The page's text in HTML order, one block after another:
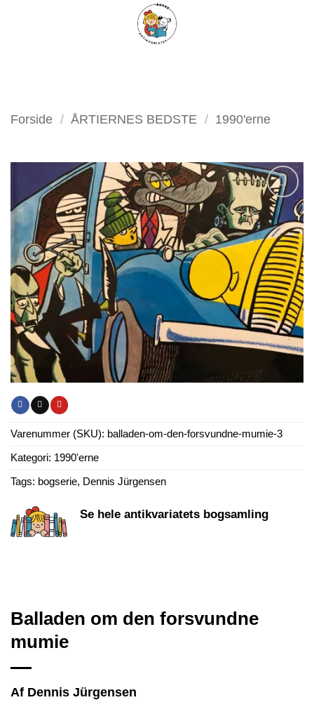
FILTER
Forside / ÅRTIERNES BEDSTE / 1990'erne
Tilføj
som
favorit
Varenummer (SKU): balladen-om-den-forsvundne-mumie-3
Kategori: 1990'erne
Tags: bogserie, Dennis Jürgensen
Se hele antikvariatets bogsamling
Balladen om den forsvundne
mumie
Af Dennis Jürgensen